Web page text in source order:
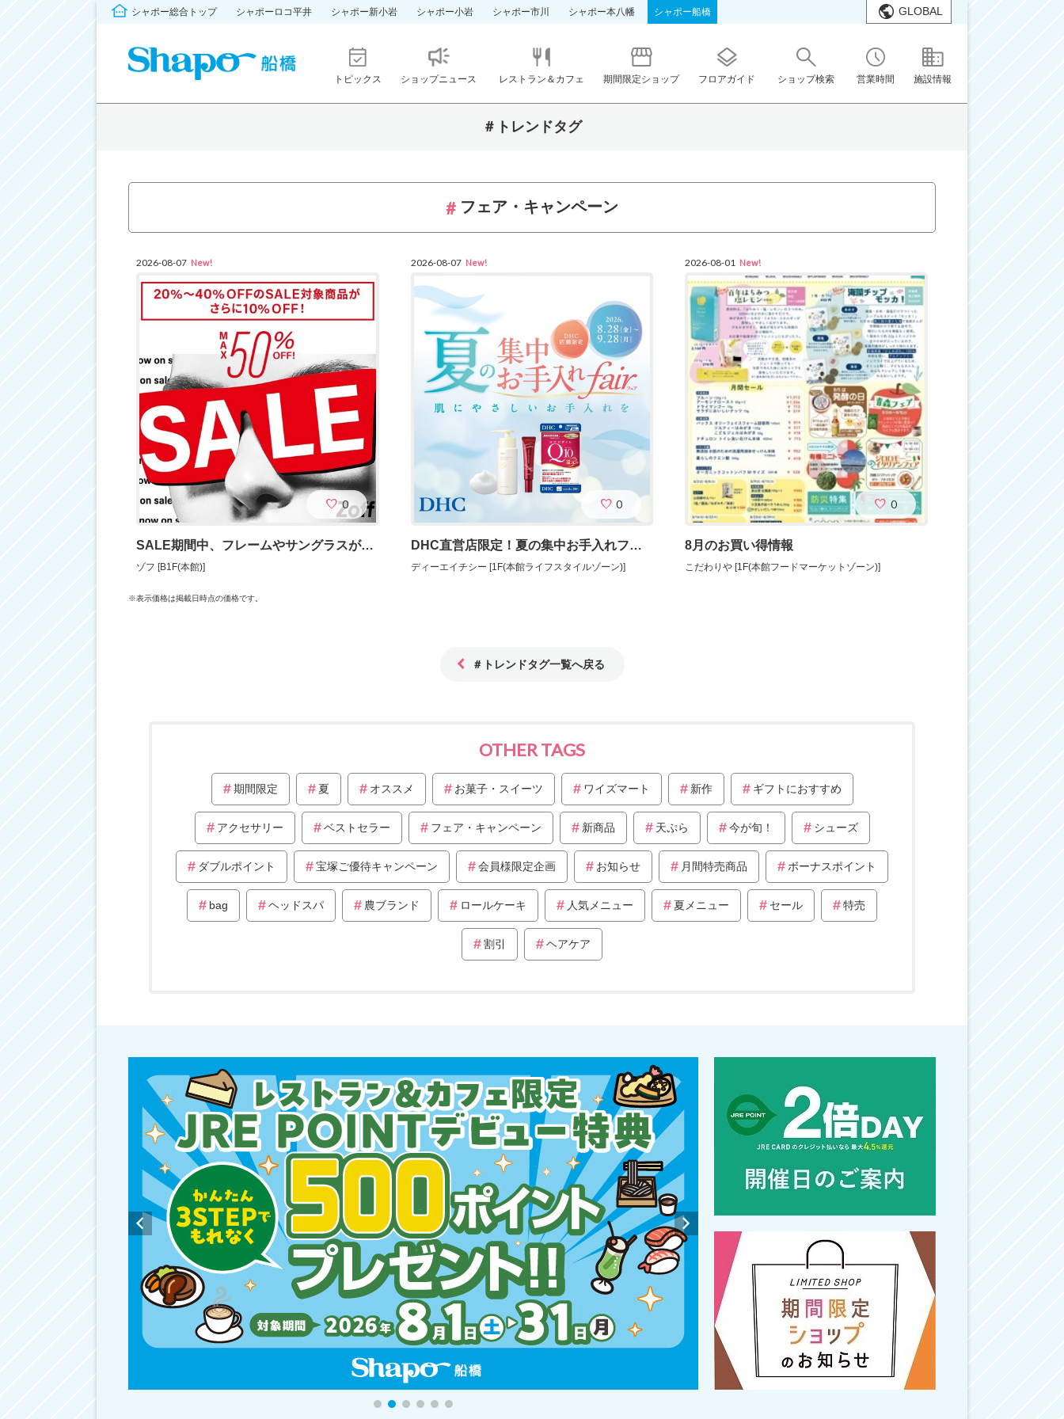
シャポー総合トップ シャポーロコ平井 シャポー新小岩 シャポー小岩 シャポー市川 シャポー本八幡 シャポー船橋 GLOBAL
トピックス ショップニュース レストラン＆カフェ 期間限定ショップ フロアガイド ショップ検索 営業時間 施設情報
＃トレンドタグ
フェア・キャンペーン
2026-08-07 New!
SALE期間中、フレームやサングラスが20％～50％OFFに！
ゾフ [B1F(本館)]
0
2026-08-07 New!
DHC直営店限定！夏の集中お手入れフェア
ディーエイチシー [1F(本館ライフスタイルゾーン)]
0
2026-08-01 New!
8月のお買い得情報
こだわりや [1F(本館フードマーケットゾーン)]
0
※表示価格は掲載日時点の価格です。
＃トレンドタグ一覧へ戻る
OTHER TAGS
期間限定 夏 オススメ お菓子・スイーツ ワイズマート 新作 ギフトにおすすめ
アクセサリー ベストセラー フェア・キャンペーン 新商品 天ぷら 今が旬！ シューズ
ダブルポイント 宝塚ご優待キャンペーン 会員様限定企画 お知らせ 月間特売商品 ボーナスポイント
bag ヘッドスパ 農ブランド ロールケーキ 人気メニュー 夏メニュー セール 特売
割引 ヘアケア